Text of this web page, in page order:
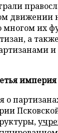
движении
многом их
а
империя
о